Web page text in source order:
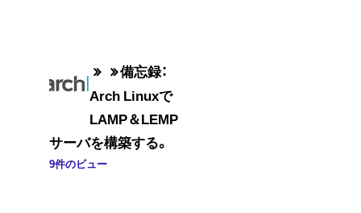
備忘録：
Arch Linuxで
LAMP＆LEMP
サーバを構築する。
9件のビュー